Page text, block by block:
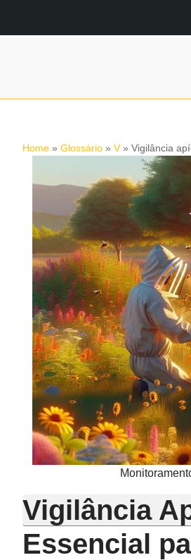
Home » Glossário » V» Vigilância
Vigilância
Essencial